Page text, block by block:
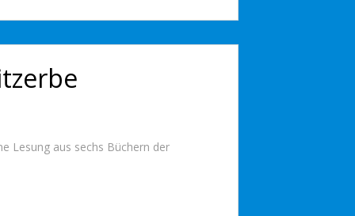
Lesung aus sechs Büchern der